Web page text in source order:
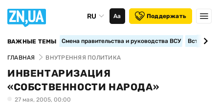
RU Аа Поддержать
ВАЖНЫЕ ТЕМЫ Смена правительства и руководства ВСУ
ГЛАВНАЯ ВНУТРЕННЯЯ ПОЛИТИКА
ИНВЕНТАРИЗАЦИЯ
«СОБСТВЕННОСТИ НАРОДА»
27 мая, 2005, 00:00